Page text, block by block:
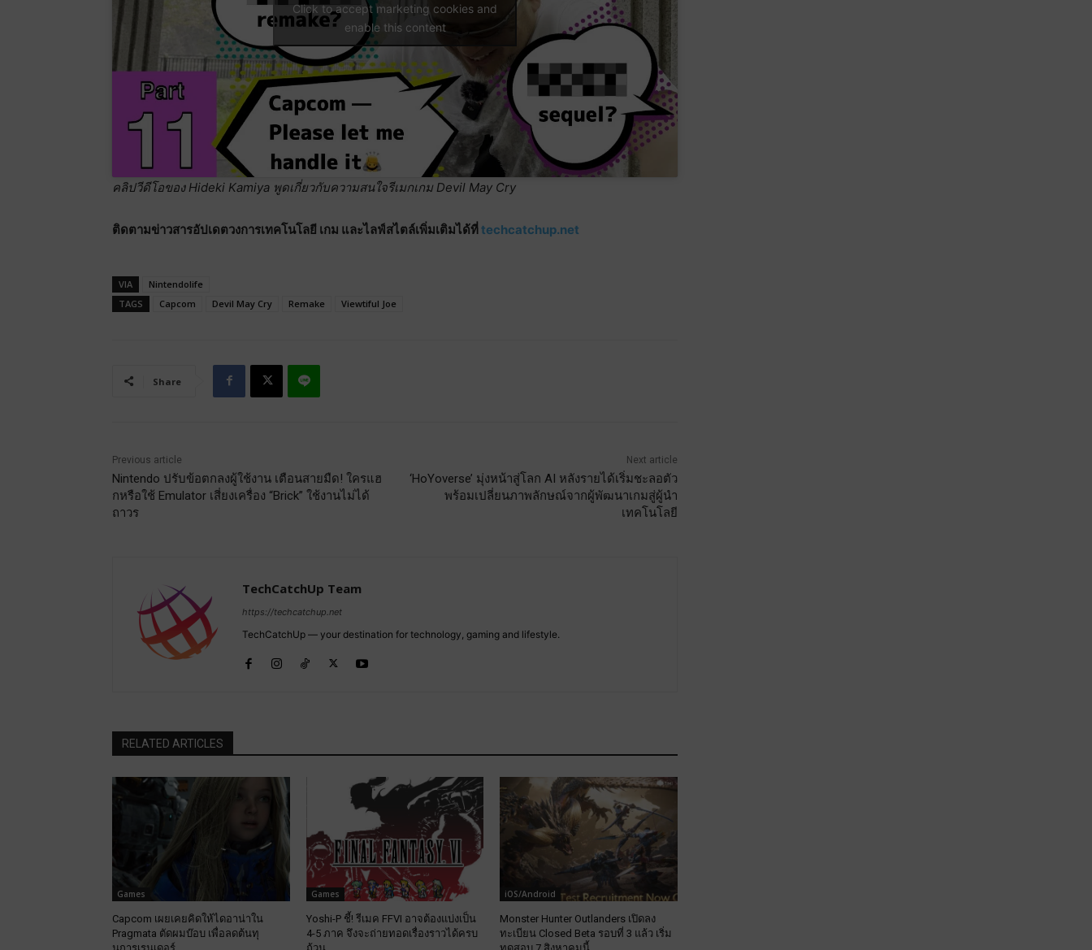
Click to accept marketing cookies and
enable this content
คลิปวีดีโอของ Hideki Kamiya พูดเกี่ยวกับความสนใจรีเมกเกม Devil May Cry
ติดตามข่าวสารอัปเดตวงการเทคโนโลยี เกม และไลฟ์สไตล์เพิ่มเติมได้ที่ techcatchup.net
VIA
Nintendolife
TAGS
Capcom Devil May Cry Remake Viewtiful Joe
Share
Previous article
Nintendo ปรับข้อตกลงผู้ใช้งาน เตือนสายมืด! ใครแฮ
กหรือใช้ Emulator เสี่ยงเครื่อง “Brick” ใช้งานไม่ได้
ถาวร
Next article
‘HoYoverse’ มุ่งหน้าสู่โลก AI หลังรายได้เริ่มชะลอตัว
พร้อมเปลี่ยนภาพลักษณ์จากผู้พัฒนาเกมสู่ผู้นำ
เทคโนโลยี
TechCatchUp Team
https://techcatchup.net
TechCatchUp — your destination for technology, gaming and lifestyle.
RELATED ARTICLES
Games
Capcom เผยเคยคิดให้ไดอาน่าใน
Pragmata ตัดผมบ๊อบ เพื่อลดต้นทุ
Games
Yoshi-P ชี้! รีเมค FFVI อาจต้องแบ่งเป็น
4-5 ภาค จึงจะถ่ายทอดเรื่องราวได้ครบ
iOS/Android
Monster Hunter Outlanders เปิดลง
ทะเบียน Closed Beta รอบที่ 3 แล้ว เริ่ม